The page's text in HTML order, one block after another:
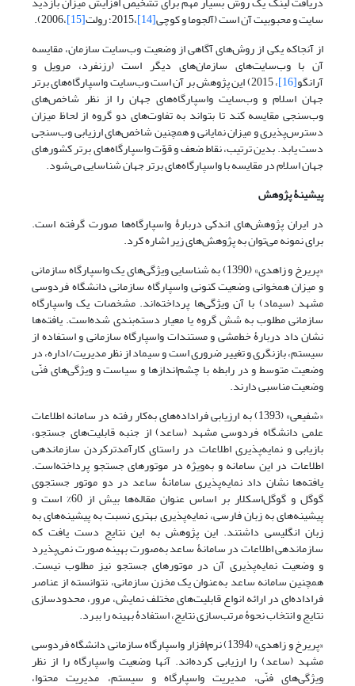
سایت و محبوبیت آن است (آلجوما و کوچی[14] ،2015؛ رولت [15]
،2006).
از آ‌نجاکه یکی از روش‌های آگاهی از وضعیت وب‌سایت سازمان، مقایسه
آن با وب‌سایت‌های سازمان‌های دیگر است (رزنفرد، مرویل و
آرانگو[16] ، 2015) این پژوهش بر آن است وب‌سایت واسپارگاه‌های برتر
جهان اسلام و وب‌سایت واسپارگاه‌های جهان را از نظر شاخص‌های
وب‌سنجی مقایسه‌ کند تا بتواند به تفاوت‌های دو گروه از لحاظ میزان
دسترس‌پذیری و میزان نمایانی و همچنین شاخص‌های ارزیابی وب‌سنجی
دست یابد. بدین ترتیب، نقاط ضعف و قوّت واسپارگاه‌های برتر کشورهای
جهان اسلام در مقایسه با واسپارگاه‌های برتر جهان شناسایی می‌شود.
پیشینۀ پژوهش
در ایران پژوهش‌های اندکی دربارۀ واسپارگاه‌ها صورت گرفته است.
برای نمونه می‌توان به پژوهش‌های زیر اشاره کرد.
«پریرخ و زاهدی» (1390) به شناسایی ویژگی‌های یک واسپارگاه سازمانی
و میزان همخوانی وضعیت کنونی واسپارگاه سازمانی دانشگاه فردوسی
مشهد (سیماد) با آن ویژگی‌ها پرداخته‌اند. مشخصات یک واسپارگاه
سازمانی مطلوب به شش گروه یا معیار دسته‌بندی شده‌است. یافته‌ها
نشان داد دربارۀ خط‌مشی و مستندات واسپارگاه سازمانی و استفاده از
سیستم، بازنگری و تغییر ضروری است و سیماد از نظر مدیریت/اداره، در
وضعیت متوسط و در رابطه با چشم‌اندازها و سیاست و ویژگی‌های فنّی
وضعیت مناسبی دارند.
«شفیعی» (1393) به ارزیابی فراداده‌های به‌کار رفته در سامانه اطلاعات
علمی دانشگاه فردوسی مشهد (ساعد) از جنبه قابلیت‌های جستجو،
بازیابی و نمایه‌پذیری اطلاعات در راستای کارآمدترکردن سازماندهی
اطلاعات در این سامانه و به‌ویژه در موتورهای جستجو پرداخته‌است.
یافته‌ها نشان داد نمایه‌پذیری سامانۀ ساعد در دو موتور جستجوی
گوگل و گوگل‌اسکلار بر اساس عنوان مقاله‌ها بیش از 60% است و
پیشینه‌های به زبان فارسی، نمایه‌پذیری بهتری نسبت به پیشینه‌های به
زبان انگلیسی داشتند. این پژوهش به این نتایج دست یافت که
سازماندهی اطلاعات در سامانۀ ساعد به‌صورت بهینه صورت نمی‌پذیرد
و وضعیت نمایه‌پذیری آن در موتورهای جستجو نیز مطلوب نیست.
همچنین سامانه ساعد به‌عنوان یک مخزن سازمانی، نتوانسته از عناصر
فراداده‌ای در ارائه انواع قابلیت‌های مختلف نمایش، مرور، محدودسازی
نتایج و انتخاب نحوۀ مرتب‌سازی نتایج، استفادۀ بهینه را ببرد.
«پریرخ و زاهدی» (1394) نرم‌افزار واسپارگاه سازمانی دانشگاه فردوسی
مشهد (ساعد) را ارزیابی کرده‌اند. آنها وضعیت واسپارگاه را از نظر
ویژگی‌های فنّی، مدیریت واسپارگاه و سیستم، مدیریت محتوا،